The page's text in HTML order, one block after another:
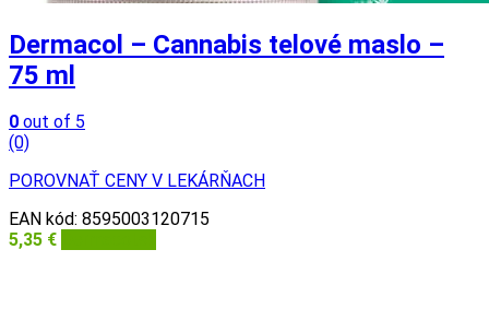
Dermacol – Cannabis telové maslo –
75 ml
0 out of 5
(0)
POROVNAŤ CENY V LEKÁRŇACH
EAN kód: 8595003120715
5,35 €